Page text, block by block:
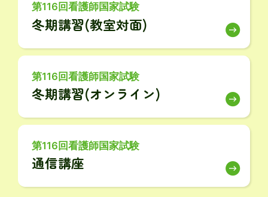
第116回看護師国家試験
冬期講習(教室対面)
第116回看護師国家試験
冬期講習(オンライン)
第116回看護師国家試験
通信講座